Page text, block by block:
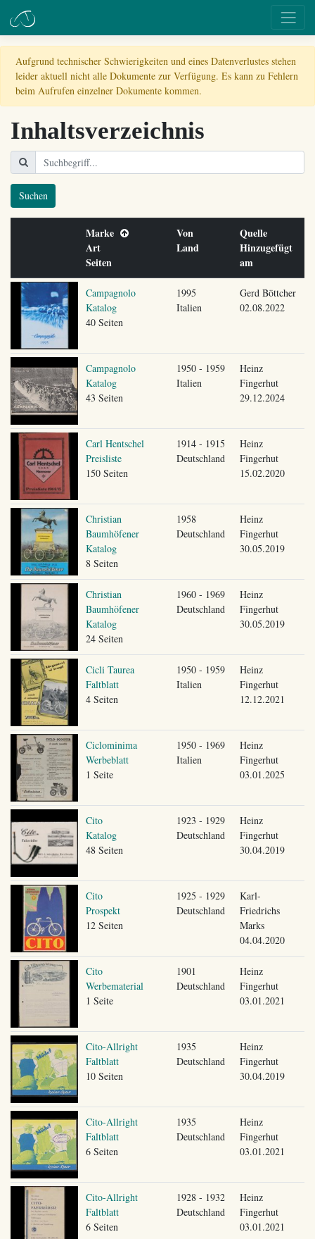
Aufgrund technischer Schwierigkeiten und eines Datenverlustes stehen
leider aktuell nicht alle Dokumente zur Verfügung. Es kann zu Fehlern
beim Aufrufen einzelner Dokumente kommen.
Inhaltsverzeichnis
Suchen
Marke
Art
Seiten
Von
Land
Quelle
Hinzugefügt
am
Campagnolo
Katalog
40 Seiten
1995
Italien
Gerd Böttcher
02.08.2022
Campagnolo
Katalog
43 Seiten
1950 - 1959
Italien
Heinz
Fingerhut
29.12.2024
Carl Hentschel
Preisliste
150 Seiten
1914 - 1915
Deutschland
Heinz
Fingerhut
15.02.2020
Christian
Baumhöfener
Katalog
8 Seiten
1958
Deutschland
Heinz
Fingerhut
30.05.2019
Christian
Baumhöfener
Katalog
24 Seiten
1960 - 1969
Deutschland
Heinz
Fingerhut
30.05.2019
Cicli Taurea
Faltblatt
4 Seiten
1950 - 1959
Italien
Heinz
Fingerhut
12.12.2021
Ciclominima
Werbeblatt
1 Seite
1950 - 1969
Italien
Heinz
Fingerhut
03.01.2025
Cito
Katalog
48 Seiten
1923 - 1929
Deutschland
Heinz
Fingerhut
30.04.2019
Cito
Prospekt
12 Seiten
1925 - 1929
Deutschland
Karl-
Friedrichs
Marks
04.04.2020
Cito
Werbematerial
1 Seite
1901
Deutschland
Heinz
Fingerhut
03.01.2021
Cito-Allright
Faltblatt
10 Seiten
1935
Deutschland
Heinz
Fingerhut
30.04.2019
Cito-Allright
Faltblatt
6 Seiten
1935
Deutschland
Heinz
Fingerhut
03.01.2021
Cito-Allright
Faltblatt
6 Seiten
1928 - 1932
Deutschland
Heinz
Fingerhut
03.01.2021